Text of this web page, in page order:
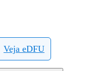
Veja eDFU